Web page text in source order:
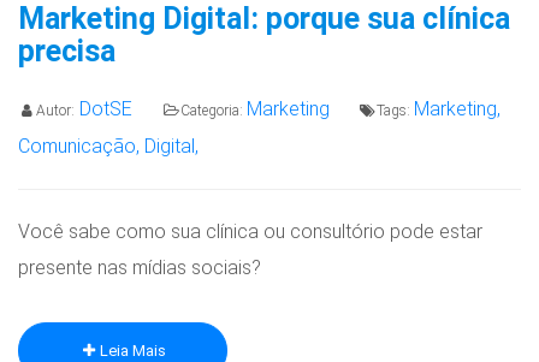
Marketing Digital: porque sua clínica
precisa
Autor: DotSE Categoria: Marketing Tags: Marketing,
Comunicação, Digital,
Você sabe como sua clínica ou consultório pode estar
presente nas mídias sociais?
Leia Mais